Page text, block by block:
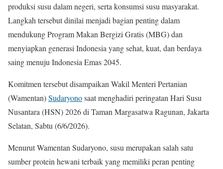
produksi susu dalam negeri, serta konsumsi susu masyarakat.
Langkah tersebut dinilai menjadi bagian penting dalam
mendukung Program Makan Bergizi Gratis (MBG) dan
menyiapkan generasi Indonesia yang sehat, kuat, dan berdaya
saing menuju Indonesia Emas 2045.
Komitmen tersebut disampaikan Wakil Menteri Pertanian
(Wamentan)Sudaryonosaat menghadiri peringatan Hari Susu
Nusantara (HSN) 2026 di Taman Margasatwa Ragunan, Jakarta
Selatan, Sabtu (6/6/2026).
Menurut Wamentan Sudaryono, susu merupakan salah satu
sumber protein hewani terbaik yang memiliki peran penting